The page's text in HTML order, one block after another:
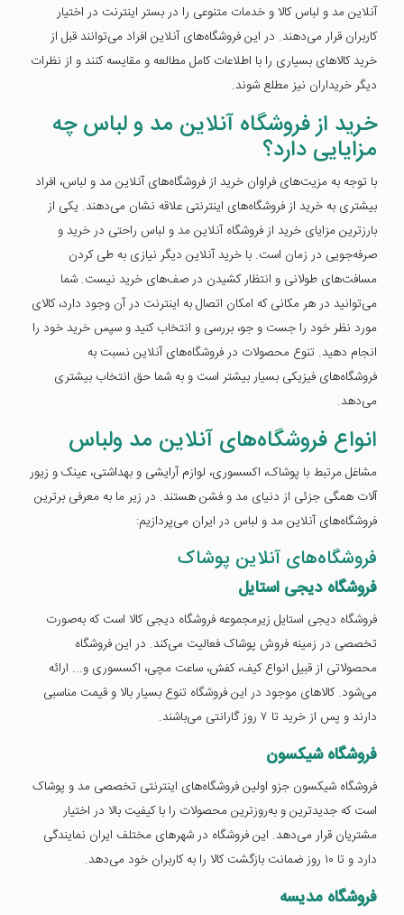
آنلاین مد و لباس کالا و خدمات متنوعی را در بستر اینترنت در اختیار
کاربران قرار می‌دهند. در این فروشگاه‌های آنلاین افراد می‌توانند قبل از
خرید کالاهای بسیاری را با اطلاعات کامل مطالعه و مقایسه کنند و از نظرات
دیگر خریداران نیز مطلع شوند.
خرید از فروشگاه آنلاین مد و لباس چه
مزایایی دارد؟
با توجه به مزیت‌های فراوان خرید از فروشگاه‌های آنلاین مد و لباس، افراد
بیشتری به خرید از فروشگاه‌های اینترنتی علاقه نشان می‌دهند. یکی از
بارزترین مزایای خرید از فروشگاه آنلاین مد و لباس راحتی در خرید و
صرفه‌جویی در زمان است. با خرید آنلاین دیگر نیازی به طی کردن
مسافت‌های طولانی و انتظار کشیدن در صف‌های خرید نیست. شما
می‌توانید در هر مکانی که امکان اتصال به اینترنت در آن وجود دارد، کالای
مورد نظر خود را جست و جو، بررسی و انتخاب کنید و سپس خرید خود را
انجام دهید. تنوع محصولات در فروشگاه‌های آنلاین نسبت به
فروشگاه‌های فیزیکی بسیار بیشتر است و به شما حق انتخاب بیشتری
می‌دهد.
انواع فروشگاه‌های آنلاین مد ولباس
مشاغل مرتبط با پوشاک، اکسسوری، لوازم آرایشی و بهداشتی، عینک و زیور
آلات همگی جزئی از دنیای مد و فشن هستند. در زیر ما به معرفی برترین
فروشگاه‌های آنلاین مد و لباس در ایران می‌پردازیم:
فروشگاه‌های آنلاین پوشاک
فروشگاه دیجی استایل
فروشگاه دیجی استایل زیرمجموعه فروشگاه دیجی کالا است که به‌صورت
تخصصی در زمینه فروش پوشاک فعالیت می‌کند. در این فروشگاه
محصولاتی از قبیل انواع کیف، کفش، ساعت مچی، اکسسوری و... ارائه
می‌شود. کالاهای موجود در این فروشگاه تنوع بسیار بالا و قیمت مناسبی
دارند و پس از خرید تا ۷ روز گارانتی می‌باشند.
فروشگاه شیکسون
فروشگاه شیکسون جزو اولین فروشگاه‌های اینترنتی تخصصی مد و پوشاک
است که جدیدترین و به‌روزترین محصولات را با کیفیت بالا در اختیار
مشتریان قرار می‌دهد. این فروشگاه در شهرهای مختلف ایران نمایندگی
دارد و تا ۱۰ روز ضمانت بازگشت کالا را به کاربران خود می‌دهد.
فروشگاه مدیسه